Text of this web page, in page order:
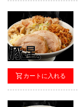
カートに入れる